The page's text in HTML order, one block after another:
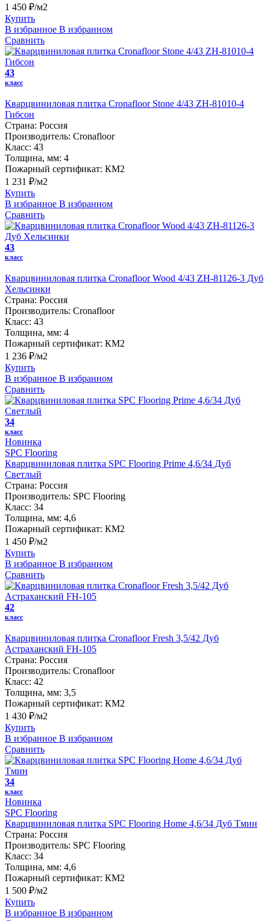
1 450 ₽/м2
Купить
В избранное В избранном
Сравнить
43
класс
Кварцвиниловая плитка Cronafloor Stone 4/43 ZH-81010-4
Гибсон
Страна: Россия
Производитель: Cronafloor
Класс: 43
Толщина, мм: 4
Пожарный сертификат: КМ2
1 231 ₽/м2
Купить
В избранное В избранном
Сравнить
43
класс
Кварцвиниловая плитка Cronafloor Wood 4/43 ZH-81126-3 Дуб
Хельсинки
Страна: Россия
Производитель: Cronafloor
Класс: 43
Толщина, мм: 4
Пожарный сертификат: КМ2
1 236 ₽/м2
Купить
В избранное В избранном
Сравнить
34
класс
Новинка
SPC Flooring
Кварцвиниловая плитка SPC Flooring Prime 4,6/34 Дуб
Светлый
Страна: Россия
Производитель: SPC Flooring
Класс: 34
Толщина, мм: 4,6
Пожарный сертификат: КМ2
1 450 ₽/м2
Купить
В избранное В избранном
Сравнить
42
класс
Кварцвиниловая плитка Cronafloor Fresh 3,5/42 Дуб
Астраханский FH-105
Страна: Россия
Производитель: Cronafloor
Класс: 42
Толщина, мм: 3,5
Пожарный сертификат: КМ2
1 430 ₽/м2
Купить
В избранное В избранном
Сравнить
34
класс
Новинка
SPC Flooring
Кварцвиниловая плитка SPC Flooring Home 4,6/34 Дуб Тмин
Страна: Россия
Производитель: SPC Flooring
Класс: 34
Толщина, мм: 4,6
Пожарный сертификат: КМ2
1 500 ₽/м2
Купить
В избранное В избранном